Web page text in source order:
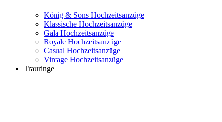
König & Sons Hochzeitsanzüge
Klassische Hochzeitsanzüge
Gala Hochzeitsanzüge
Royale Hochzeitsanzüge
Casual Hochzeitsanzüge
Vintage Hochzeitsanzüge
Trauringe